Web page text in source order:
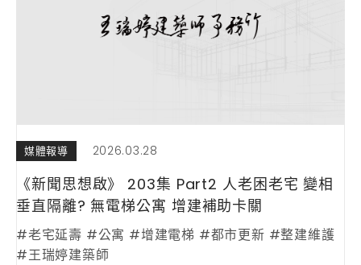
媒體報導 2026.03.28
《新聞思想啟》 203集 Part2 人老困老宅 變相
垂直隔離? 無電梯公寓 增建補助卡關
#老宅延壽 #公寓 #增建電梯 #都市更新 #整建維護
#王瑞婷建築師